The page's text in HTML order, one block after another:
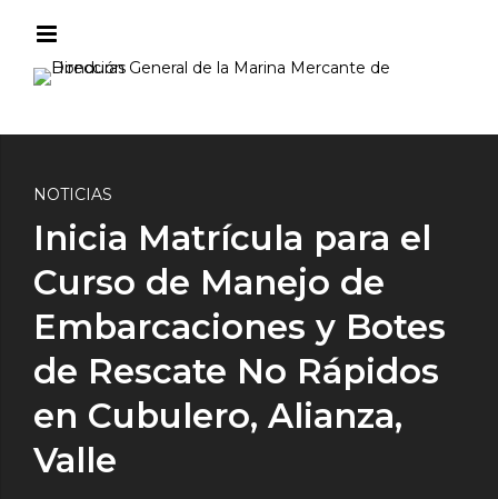
NOTICIAS
Inicia Matrícula para el
Curso de Manejo de
Embarcaciones y Botes
de Rescate No Rápidos
en Cubulero, Alianza,
Valle